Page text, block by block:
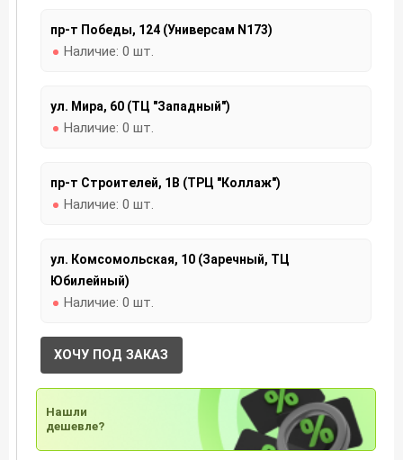
пр-т Победы, 124 (Универсам N173)
Наличие: 0 шт.
ул. Мира, 60 (ТЦ "Западный")
Наличие: 0 шт.
пр-т Строителей, 1В (ТРЦ "Коллаж")
Наличие: 0 шт.
ул. Комсомольская, 10 (Заречный, ТЦ
Юбилейный)
Наличие: 0 шт.
ХОЧУ ПОД ЗАКАЗ
Нашли
дешевле?